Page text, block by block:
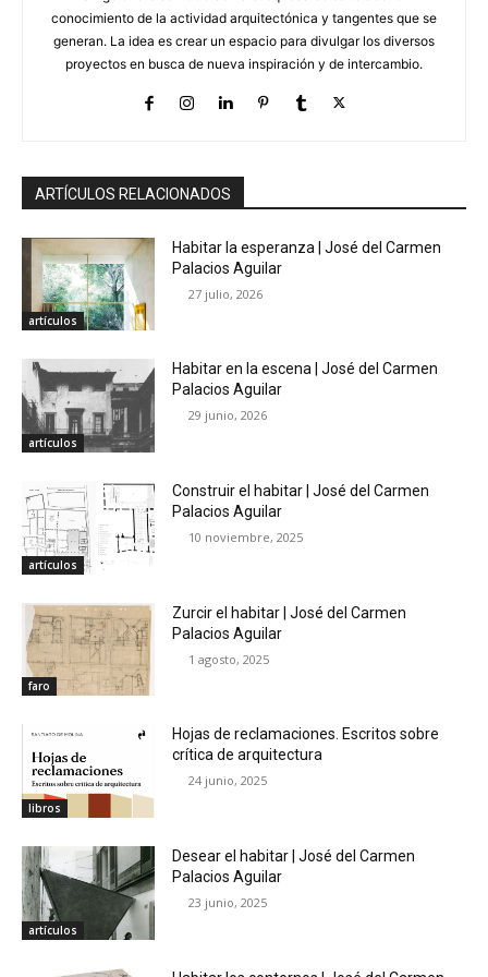
conocimiento de la actividad arquitectónica y tangentes que se
generan. La idea es crear un espacio para divulgar los diversos
proyectos en busca de nueva inspiración y de intercambio.
ARTÍCULOS RELACIONADOS
artículos
Habitar la esperanza | José del Carmen
Palacios Aguilar
27 julio, 2026
artículos
Habitar en la escena | José del Carmen
Palacios Aguilar
29 junio, 2026
artículos
Construir el habitar | José del Carmen
Palacios Aguilar
10 noviembre, 2025
faro
Zurcir el habitar | José del Carmen
Palacios Aguilar
1 agosto, 2025
libros
Hojas de reclamaciones. Escritos sobre
crítica de arquitectura
24 junio, 2025
artículos
Desear el habitar | José del Carmen
Palacios Aguilar
23 junio, 2025